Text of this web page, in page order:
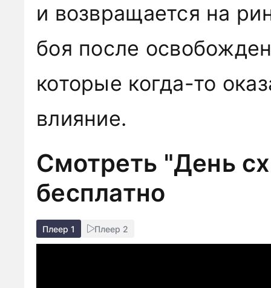
и возвращается на
боя после
которые когда-то
влияние.
Смотреть "День
бесплатно
Плеер 1 Плеер 2